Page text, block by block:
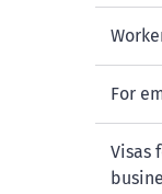
For
Visas